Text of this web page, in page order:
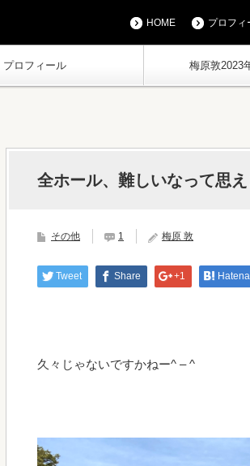
プロフィール 梅原敦2023
HOME プロフィ
全ホール、難しいなって思え
その他 1 梅原 敦
Tweet Share +1 Hatena
久々じゃないですかねー^ – ^